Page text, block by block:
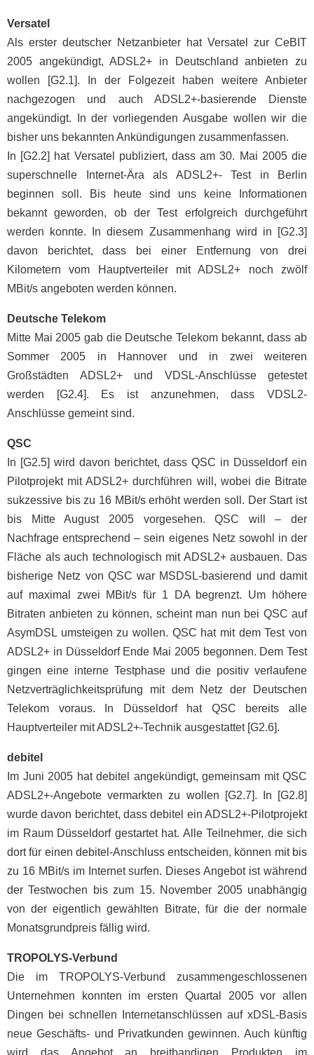
Versatel
Als erster deutscher Netzanbieter hat Versatel zur CeBIT
2005 angekündigt, ADSL2+ in Deutschland anbieten zu
wollen [G2.1]. In der Folgezeit haben weitere Anbieter
nachgezogen und auch ADSL2+-basierende Dienste
angekündigt. In der vorliegenden Ausgabe wollen wir die
bisher uns bekannten Ankündigungen zusammenfassen.
In [G2.2] hat Versatel publiziert, dass am 30. Mai 2005 die
superschnelle Internet-Ära als ADSL2+- Test in Berlin
beginnen soll. Bis heute sind uns keine Informationen
bekannt geworden, ob der Test erfolgreich durchgeführt
werden konnte. In diesem Zusammenhang wird in [G2.3]
davon berichtet, dass bei einer Entfernung von drei
Kilometern vom Hauptverteiler mit ADSL2+ noch zwölf
MBit/s angeboten werden können.
Deutsche Telekom
Mitte Mai 2005 gab die Deutsche Telekom bekannt, dass ab
Sommer 2005 in Hannover und in zwei weiteren
Großstädten ADSL2+ und VDSL-Anschlüsse getestet
werden [G2.4]. Es ist anzunehmen, dass VDSL2-
Anschlüsse gemeint sind.
QSC
In [G2.5] wird davon berichtet, dass QSC in Düsseldorf ein
Pilotprojekt mit ADSL2+ durchführen will, wobei die Bitrate
sukzessive bis zu 16 MBit/s erhöht werden soll. Der Start ist
bis Mitte August 2005 vorgesehen. QSC will – der
Nachfrage entsprechend – sein eigenes Netz sowohl in der
Fläche als auch technologisch mit ADSL2+ ausbauen. Das
bisherige Netz von QSC war MSDSL-basierend und damit
auf maximal zwei MBit/s für 1 DA begrenzt. Um höhere
Bitraten anbieten zu können, scheint man nun bei QSC auf
AsymDSL umsteigen zu wollen. QSC hat mit dem Test von
ADSL2+ in Düsseldorf Ende Mai 2005 begonnen. Dem Test
gingen eine interne Testphase und die positiv verlaufene
Netzverträglichkeitsprüfung mit dem Netz der Deutschen
Telekom voraus. In Düsseldorf hat QSC bereits alle
Hauptverteiler mit ADSL2+-Technik ausgestattet [G2.6].
debitel
Im Juni 2005 hat debitel angekündigt, gemeinsam mit QSC
ADSL2+-Angebote vermarkten zu wollen [G2.7]. In [G2.8]
wurde davon berichtet, dass debitel ein ADSL2+-Pilotprojekt
im Raum Düsseldorf gestartet hat. Alle Teilnehmer, die sich
dort für einen debitel-Anschluss entscheiden, können mit bis
zu 16 MBit/s im Internet surfen. Dieses Angebot ist während
der Testwochen bis zum 15. November 2005 unabhängig
von der eigentlich gewählten Bitrate, für die der normale
Monatsgrundpreis fällig wird.
TROPOLYS-Verbund
Die im TROPOLYS-Verbund zusammengeschlossenen
Unternehmen konnten im ersten Quartal 2005 vor allen
Dingen bei schnellen Internetanschlüssen auf xDSL-Basis
neue Geschäfts- und Privatkunden gewinnen. Auch künftig
wird das Angebot an breitbandigen Produkten im